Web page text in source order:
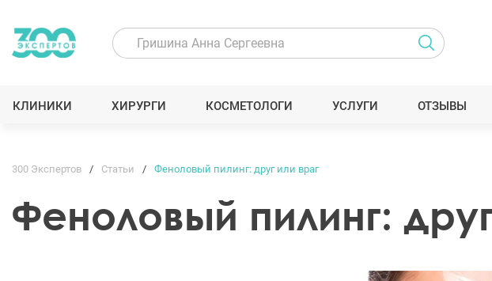
КЛИНИКИ ХИРУРГИ КОСМЕТОЛОГИ УСЛУГИ ОТЗЫВЫ
300 Экспертов Статьи Феноловый пилинг: друг или враг
Феноловый пилинг: